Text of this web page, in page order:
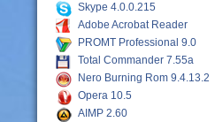
Skype 4.0.0.215
Adobe Acrobat Reader
PROMT Professional 9.0
Total Commander 7.55a
Nero Burning Rom 9.4.13.2
Opera 10.5
AIMP 2.60